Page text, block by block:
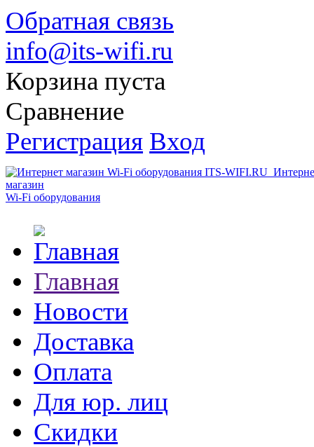
Обратная связь
info@its-wifi.ru
Корзина пуста
Сравнение
Регистрация Вход
магазин
Wi-Fi оборудования
Главная
Новости
Доставка
Оплата
Для юр. лиц
Скидки